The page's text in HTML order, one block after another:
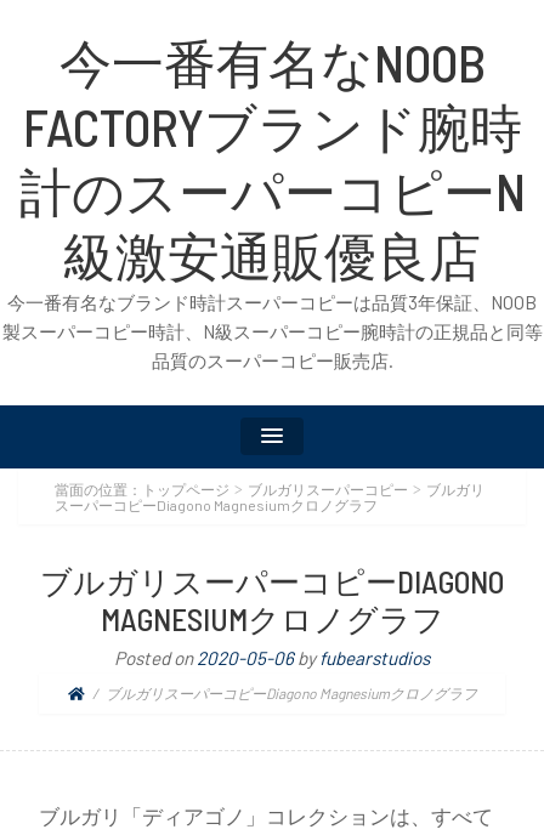
今一番有名なNOOB
FACTORYブランド腕時
計のスーパーコピーN
級激安通販優良店
今一番有名なブランド時計スーパーコピーは品質3年保証、NOOB
製スーパーコピー時計、N級スーパーコピー腕時計の正規品と同等
品質のスーパーコピー販売店.
當面の位置： トップページ > ブルガリスーパーコピー > ブルガリ
スーパーコピーDiagono Magnesiumクロノグラフ
ブルガリスーパーコピーDIAGONO
MAGNESIUMクロノグラフ
Posted on2020-05-06byfubearstudios
ブルガリスーパーコピーDiagono Magnesiumクロノグラフ
ブルガリ「ディアゴノ」コレクションは、すべて